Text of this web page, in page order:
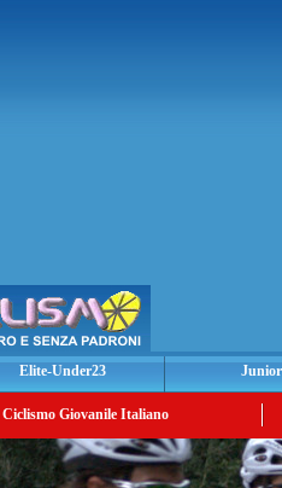
Elite-Under23
Giovanile Italiano